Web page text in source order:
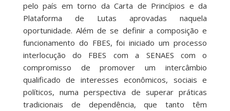
pelo país em torno da Carta de Princípios e da
Plataforma de Lutas aprovadas naquela
oportunidade. Além de se definir a composição e
funcionamento do FBES, foi iniciado um processo
interlocução do FBES com a SENAES com o
compromisso de promover um intercâmbio
qualificado de interesses econômicos, sociais e
políticos, numa perspectiva de superar práticas
tradicionais de dependência, que tanto têm